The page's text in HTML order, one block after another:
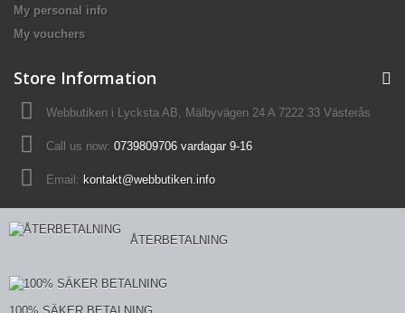
My personal info
My vouchers
Store Information
Webbutiken i Lycksta AB, Mälbyvägen 24 A 7222 33 Västerås
Call us now: 0739809706 vardagar 9-16
Email: kontakt@webbutiken.info
ÅTERBETALNING